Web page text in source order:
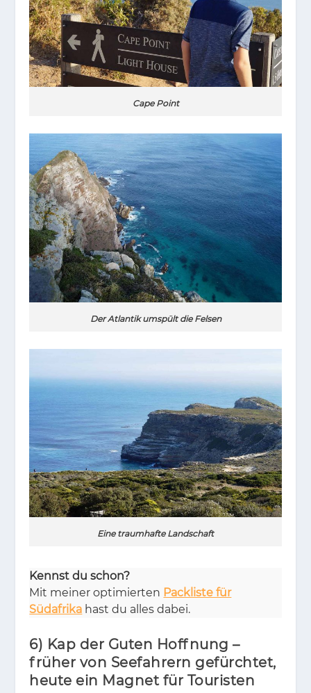
Cape Point
Der Atlantik umspült die Felsen
Eine traumhafte Landschaft
Kennst du schon?
Mit mei­ner op­ti­mier­ten Packliste für
Südafrika hast du al­les da­bei.
6) Kap der Guten Hoffnung –
früher von Seefahrern gefürchtet,
heute ein Magnet für Touristen